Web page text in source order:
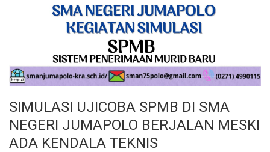
SIMULASI UJICOBA SPMB DI SMA
NEGERI JUMAPOLO BERJALAN MESKI
ADA KENDALA TEKNIS